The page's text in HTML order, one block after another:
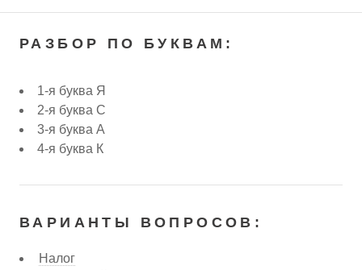
РАЗБОР ПО БУКВАМ:
1-я буква Я
2-я буква С
3-я буква А
4-я буква К
ВАРИАНТЫ ВОПРОСОВ:
Налог